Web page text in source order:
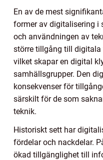
En av de mest
former av digitalisering i
och användningen av
större tillgång till digitala
vilket skapar en digital
samhällsgrupper. Den
konsekvenser för
särskilt för de som
teknik.
Historiskt sett har
fördelar och nackdelar.
ökad tillgänglighet till